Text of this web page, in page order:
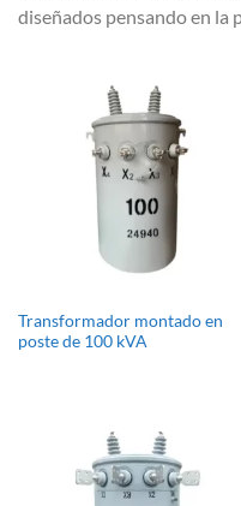
diseñados pensando en la
Transformador montado en
poste de 100 kVA